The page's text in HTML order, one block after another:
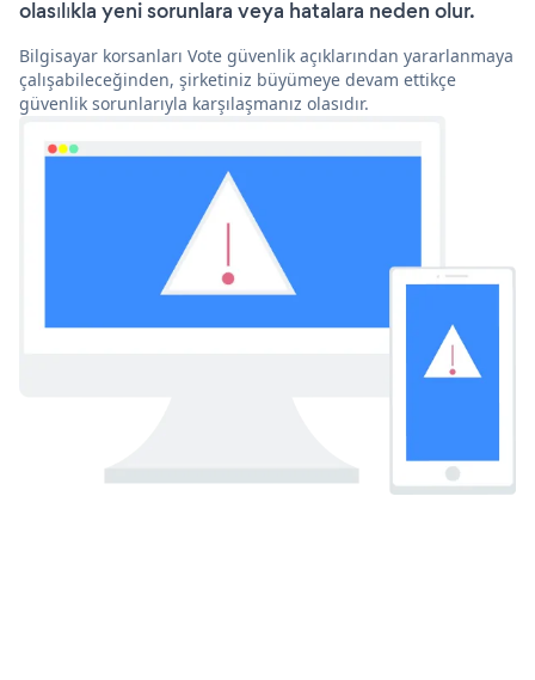
olasılıkla yeni sorunlara veya hatalara neden olur.
Bilgisayar korsanları Vote güvenlik açıklarından yararlanmaya
çalışabileceğinden, şirketiniz büyümeye devam ettikçe
güvenlik sorunlarıyla karşılaşmanız olasıdır.